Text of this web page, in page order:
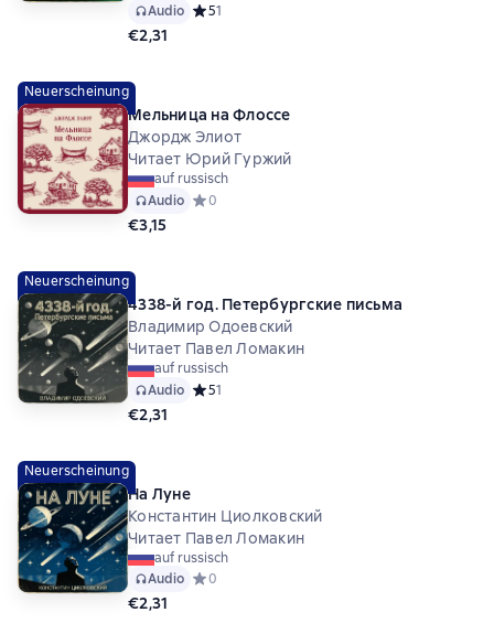
Audio Средний рейтинг 5 на основе 1 оценок
51
€2,31
Neuerscheinung
Мельница на Флоссе
Джордж Элиот
Читает Юрий Гуржий
auf russisch
Audio Средний рейтинг 0 на основе 0 оценок
0
€3,15
Neuerscheinung
4338-й год. Петербургские письма
Владимир Одоевский
Читает Павел Ломакин
auf russisch
Audio Средний рейтинг 5 на основе 1 оценок
51
€2,31
Neuerscheinung
На Луне
Константин Циолковский
Читает Павел Ломакин
auf russisch
Audio Средний рейтинг 0 на основе 0 оценок
0
€2,31